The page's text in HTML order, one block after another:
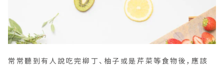
常常聽到有人說吃完柳丁、柚子或是芹菜等食物後，應該